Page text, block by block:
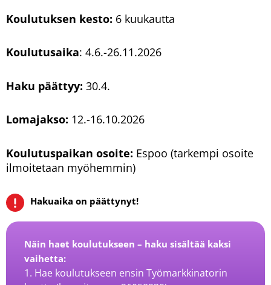
Koulutuksen kesto: 6 kuukautta
Koulutusaika: 4.6.-26.11.2026
Haku päättyy: 30.4.
Lomajakso: 12.-16.10.2026
Koulutuspaikan osoite: Espoo (tarkempi osoite
ilmoitetaan myöhemmin)
Hakuaika on päättynyt!
Näin haet koulutukseen – haku sisältää kaksi
vaihetta:
1. Hae koulutukseen ensin Työmarkkinatorin